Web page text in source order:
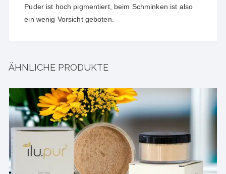
Puder ist hoch pigmentiert, beim Schminken ist also
ein wenig Vorsicht geboten.
ÄHNLICHE PRODUKTE